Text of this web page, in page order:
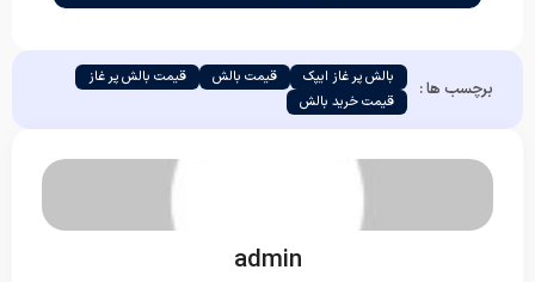
برچسب ها : بالش پر غاز ایپک قیمت بالش
قیمت بالش پر غاز
قیمت خرید بالش
admin